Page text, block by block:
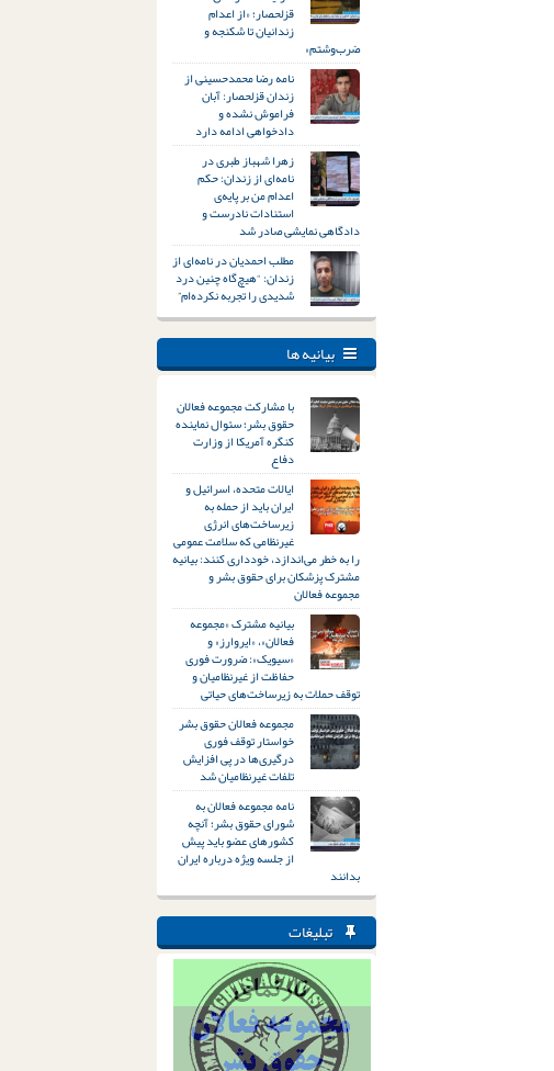
قزلحصار؛ «از اعدام
زندانیان تا شکنجه و
ضرب‌وشتم»
نامه رضا محمدحسینی از
زندان قزلحصار: آبان
فراموش نشده و
دادخواهی ادامه دارد
زهرا شهباز طبری در
نامه‌ای از زندان: حکم
اعدام من بر پایه‌ی
استنادات نادرست و
دادگاهی نمایشی صادر شد
مطلب احمدیان در نامه‌ای از
زندان: “هیچ‌گاه چنین درد
شدیدی را تجربه نکرده‌ام”
بیانیه ها
با مشارکت مجموعه فعالان
حقوق بشر؛ سئوال نماینده
کنگره آمریکا از وزارت
دفاع
ایالات متحده، اسرائیل و
ایران باید از حمله به
زیرساخت‌های انرژی
غیرنظامی که سلامت عمومی
را به خطر می‌اندازد، خودداری کنند: بیانیه
مشترک پزشکان برای حقوق بشر و
مجموعه فعالان
بیانیه مشترک «مجموعه
فعالان»، «ایروارز» و
«سیویک»: ضرورت فوری
حفاظت از غیرنظامیان و
توقف حملات به زیرساخت‌های حیاتی
مجموعه فعالان حقوق بشر
خواستار توقف فوری
درگیری‌ها در پی افزایش
تلفات غیرنظامیان شد
نامه مجموعه فعالان به
شورای حقوق بشر؛ آنچه
کشورهای عضو باید پیش
از جلسه ویژه درباره ایران
بدانند
تبلیغات